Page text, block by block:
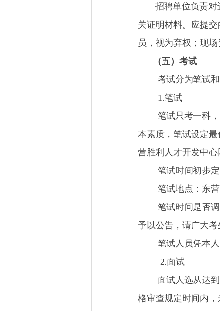
招聘单位负责对进
关证明材料。应提
员，视为弃权；现
（五）考试
考试分为笔试和
1.笔试
笔试只考一科，笔
本素质，笔试设定
营胜利人才开发中
笔试时间初步定
笔试地点： 东
笔试时间是否调整
予以公告，请广大
笔试人员凭本人
2.面试
面试人选从达到笔
格审查规定时间内